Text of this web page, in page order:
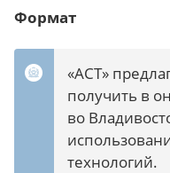
Формат
«АСТ»
получить в
во
технологий.